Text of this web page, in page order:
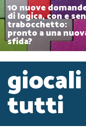
10 nuove
di logica, con e
trabocchetto:
pronto a una
sfida?
giocali
tutti